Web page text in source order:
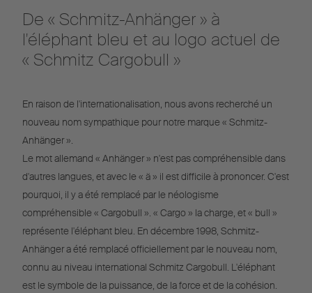
De « Schmitz-Anhänger » à
l'éléphant bleu et au logo actuel de
« Schmitz Cargobull »
En raison de l'internationalisation, nous avons recherché un
nouveau nom sympathique pour notre marque « Schmitz-
Anhänger ».
Le mot allemand « Anhänger » n'est pas compréhensible dans
d'autres langues, et avec le « ä » il est difficile à prononcer. C'est
pourquoi, il y a été remplacé par le néologisme
compréhensible « Cargobull ». « Cargo » la charge, et « bull »
représente l'éléphant bleu. En décembre 1998, Schmitz-
Anhänger a été remplacé officiellement par le nouveau nom,
connu au niveau international Schmitz Cargobull. L'éléphant
est le symbole de la puissance, de la force et de la cohésion.